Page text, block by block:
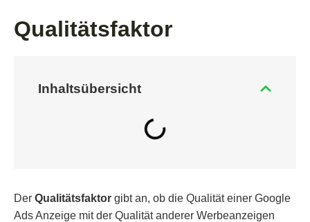
Qualitätsfaktor
Inhalts­übersicht
Der Qualitätsfaktor gibt an, ob die Qualität einer Google
Ads Anzeige mit der Qualität anderer Werbeanzeigen